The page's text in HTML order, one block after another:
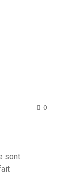
fini!
0
sont